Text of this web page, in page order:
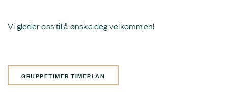
Vi gleder oss til å ønske deg velkommen!
GRUPPETIMER TIMEPLAN